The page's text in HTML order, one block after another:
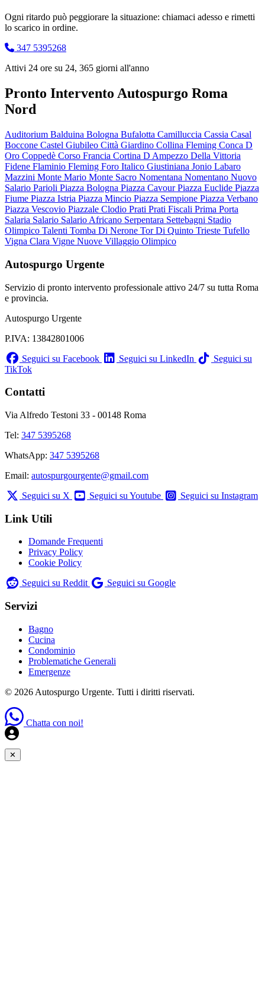
Ogni ritardo può peggiorare la situazione: chiamaci adesso e rimetti
lo scarico in ordine.
347 5395268
Attivi 24 ore su 24, 365 giorni all'anno
Pronto Intervento Autospurgo Roma
Nord
Auditorium Balduina Bologna Bufalotta Camilluccia Cassia Casal
Boccone Castel Giubileo Città Giardino Collina Fleming Conca D
Oro Coppedè Corso Francia Cortina D Ampezzo Della Vittoria
Fidene Flaminio Fleming Foro Italico Giustiniana Jonio Labaro
Mazzini Monte Mario Monte Sacro Nomentana Nomentano Nuovo
Salario Parioli Piazza Bologna Piazza CavourPiazza Euclide Piazza
Fiume Piazza Istria Piazza Mincio Piazza Sempione Piazza Verbano
Piazza Vescovio Piazzale Clodio Prati Prati Fiscali Prima Porta
Salaria Salario Salario Africano Serpentara Settebagni Stadio
Olimpico Talenti Tomba Di Nerone Tor Di Quinto Trieste Tufello
Vigna Clara Vigne Nuove Villaggio Olimpico
Autospurgo Urgente
Servizio di pronto intervento professionale attivo 24/7 su tutta Roma
e provincia.
Autospurgo Urgente
P.IVA: 13842801006
Seguici su Facebook
Seguici su LinkedIn
Seguici su
TikTok
Contatti
Via Alfredo Testoni 33 - 00148 Roma
Tel: 347 5395268
WhatsApp: 347 5395268
Email: autospurgourgente@gmail.com
Seguici su X
Seguici su Youtube Seguici su Instagram
Link Utili
Domande Frequenti
Privacy Policy
Cookie Policy
Seguici su Reddit
Seguici su Google
Servizi
Bagno
Cucina
Condominio
Problematiche Generali
Emergenze
© 2026 Autospurgo Urgente. Tutti i diritti riservati.
Chatta con noi!
✕